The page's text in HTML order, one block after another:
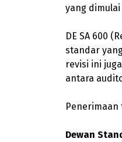
yang
DE SA 600
standar
revisi ini
antara
Penerimaan
Dewan